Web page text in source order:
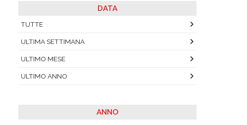
DATA
TUTTE
ULTIMA SETTIMANA
ULTIMO MESE
ULTIMO ANNO
ANNO